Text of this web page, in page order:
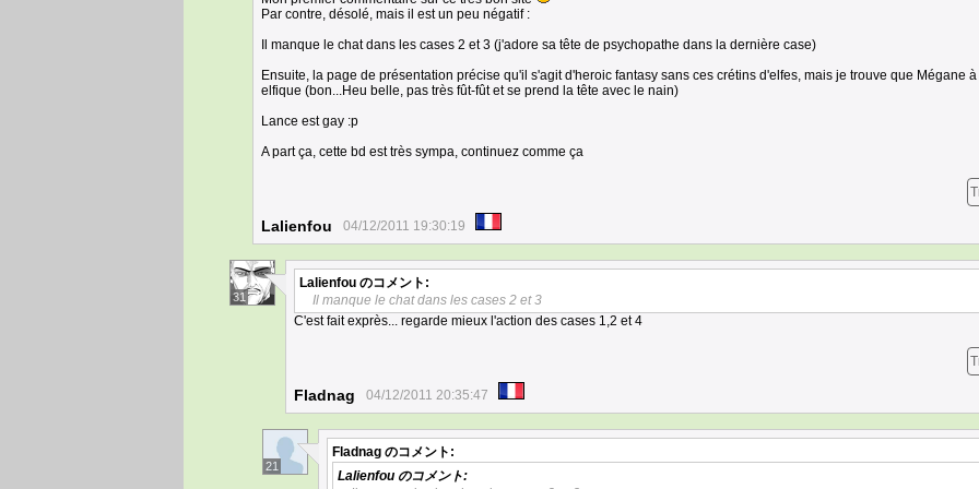
Par contre, désolé, mais il est un peu négatif :
Il manque le chat dans les cases 2 et 3 (j'adore sa tête de psychopathe dans la dernière case)
Ensuite, la page de présentation précise qu'il s'agit d'heroic fantasy sans ces crétins d'elfes, mais je trouve que Mégane à
elfique (bon...Heu belle, pas très fût-fût et se prend la tête avec le nain)
Lance est gay :p
A part ça, cette bd est très sympa, continuez comme ça
Lalienfou 04/12/2011 19:30:19
31
Lalienfou のコメント:
Il manque le chat dans les cases 2 et 3
C'est fait exprès... regarde mieux l'action des cases 1,2 et 4
Fladnag 04/12/2011 20:35:47
21
Fladnag のコメント:
Lalienfou のコメント: